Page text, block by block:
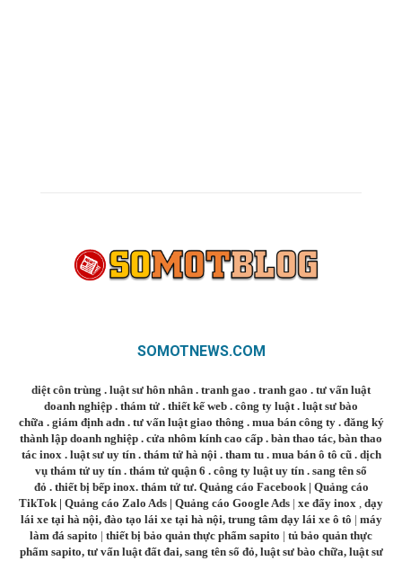
SOMOTNEWS.COM
diệt côn trùng . luật sư hôn nhân . tranh gao . tranh gao . tư vấn luật
doanh nghiệp . thám tử . thiết kế web . công ty luật . luật sư bào
chữa . giám định adn. tư vấn luật giao thông . mua bán công ty. đăng ký
thành lập doanh nghiệp . cửa nhôm kính cao cấp . bàn thao tác, bàn thao
tác inox . luật sư uy tín. thám tử hà nội . tham tu. mua bán ô tô cũ. dịch
vụ thám tử uy tín . thám tử quận 6 . công ty luật uy tín . sang tên sổ
đỏ . thiết bị bếp inox. thám tử tư. Quảng cáo Facebook| Quảng cáo
TikTok | Quảng cáo Zalo Ads | Quảng cáo Google Ads | xe đẩy inox
dạy
lái xe tại hà nội, đào tạo lái xe tại hà nội, trung tâm dạy lái xe ô tô | máy
làm đá sapito | thiết bị bảo quản thực phẩm sapito | tủ bảo quản thực
phẩm sapito, tư vấn luật đất đai, sang tên sổ đỏ, luật sư bào chữa, luật sư